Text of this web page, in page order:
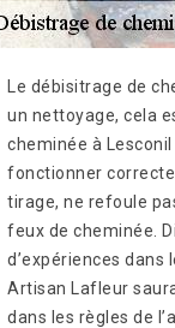
Le débisitrage de
un nettoyage, cela
cheminée à
fonctionner
tirage, ne refoule
feux de cheminée.
d’expériences dans
Artisan Lafleur
dans les règles de